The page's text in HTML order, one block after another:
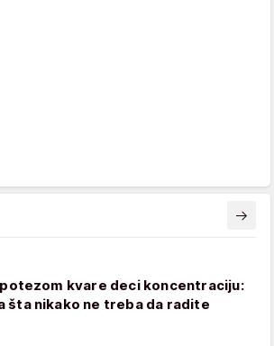
kvare deci koncentraciju:
šta nikako ne treba da radite